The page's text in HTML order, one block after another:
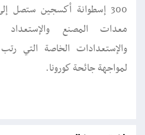
300 إسطوانة أكسجين ستصل
معدات المصنع
والإستعدادات الخاصة التي
لمواجهة جائحة كورونا.